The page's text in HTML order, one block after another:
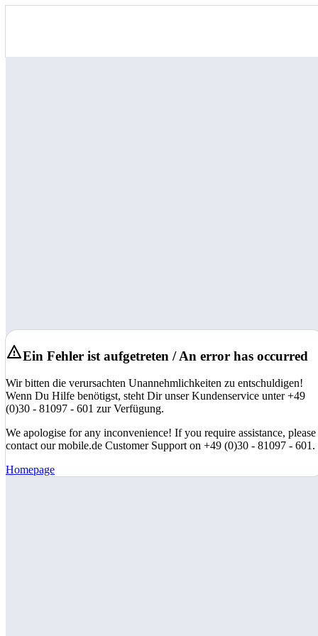
Ein Fehler ist aufgetreten / An error has occurred
Wir bitten die verursachten Unannehmlichkeiten zu entschuldigen!
Wenn Du Hilfe benötigst, steht Dir unser Kundenservice unter +49
(0)30 - 81097 - 601 zur Verfügung.
We apologise for any inconvenience! If you require assistance, please
contact our mobile.de Customer Support on +49 (0)30 - 81097 - 601.
Homepage